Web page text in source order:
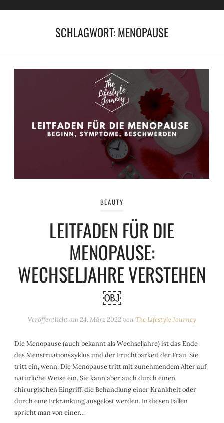
SCHLAGWORT:MENOPAUSE
BEAUTY
LEITFADEN FÜR DIE
MENOPAUSE:
WECHSELJAHRE VERSTEHEN
￼
Veröffentlicht am24. März 2022 vonThe Lifestyle Journey
Die Menopause (auch bekannt als Wechseljahre) ist das Ende
des Menstruationszyklus und der Fruchtbarkeit der Frau. Sie
tritt ein, wenn: Die Menopause tritt mit zunehmendem Alter auf
natürliche Weise ein. Sie kann aber auch durch einen
chirurgischen Eingriff, die Behandlung einer Krankheit oder
durch eine Erkrankung ausgelöst werden. In diesen Fällen
spricht man von einer…